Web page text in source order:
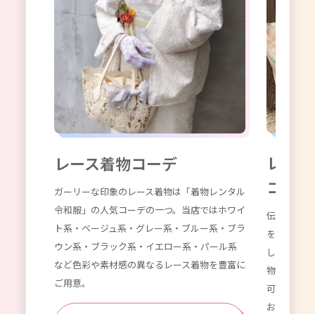
レース着物コーデ
ガーリーな印象のレース着物は「着物レンタル
令和服」の人気コーデの一つ。当店ではホワイ
ト系・ベージュ系・グレー系・ブルー系・ブラ
ウン系・ブラック系・イエロー系・パール系
など色彩や素材感の異なるレース着物を豊富に
ご用意。
レト
コーデ
伝統的な
を合わせ
しか取り
物やレト
可愛らし
おすすめで